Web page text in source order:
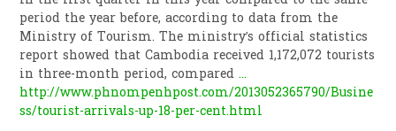
period the year before, according to data from the
Ministry of Tourism. The ministry’s official statistics
report showed that Cambodia received 1,172,072 tourists
in three-month period, compared...
http://www.phnompenhpost.com/2013052365790/Busine
ss/tourist-arrivals-up-18-per-cent.html